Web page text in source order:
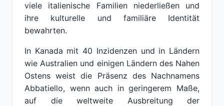
viele italienische Familien niederließen und
ihre kulturelle und familiäre Identität
bewahrten.
In Kanada mit 40 Inzidenzen und in Ländern
wie Australien und einigen Ländern des Nahen
Ostens weist die Präsenz des Nachnamens
Abbatiello, wenn auch in geringerem Maße,
auf die weltweite Ausbreitung der